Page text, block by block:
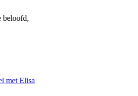
beloofd,
met Elisa